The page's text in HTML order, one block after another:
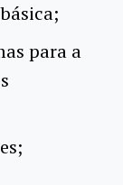
para a